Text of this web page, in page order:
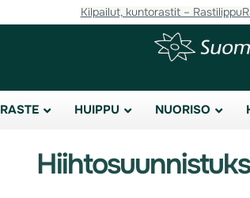
Kilpailut, kuntorastit – Rastilippu
HUIPPU NUORISO